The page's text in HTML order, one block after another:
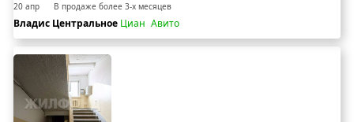
20 апр В продаже более 3-х месяцев
Владис Центральное Циан Авито